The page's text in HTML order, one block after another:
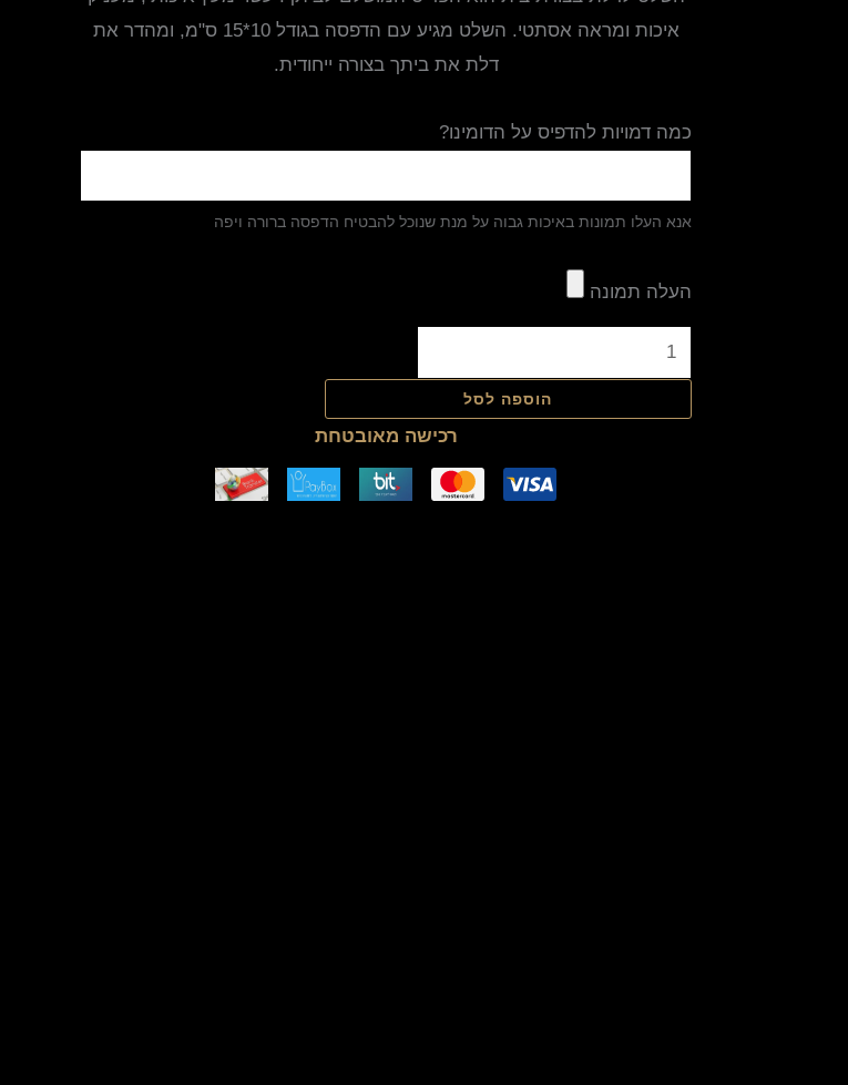
איכות ומראה אסתטי. השלט מגיע עם הדפסה בגודל 10*15 ס"מ, ומהדר את
דלת את ביתך בצורה ייחודית.
כמה דמויות להדפיס על הדומינו?
אנא העלו תמונות באיכות גבוה על מנת שנוכל להבטיח הדפסה ברורה ויפה
העלה תמונה
הוספה לסל
רכישה מאובטחת